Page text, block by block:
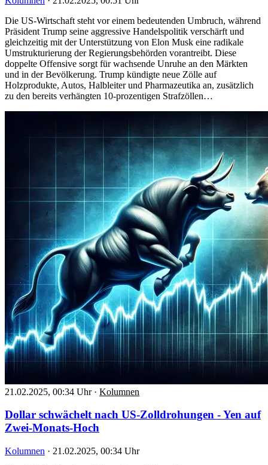
Die US-Wirtschaft steht vor einem bedeutenden Umbruch, während
Präsident Trump seine aggressive Handelspolitik verschärft und
gleichzeitig mit der Unterstützung von Elon Musk eine radikale
Umstrukturierung der Regierungsbehörden vorantreibt. Diese
doppelte Offensive sorgt für wachsende Unruhe an den Märkten
und in der Bevölkerung. Trump kündigte neue Zölle auf
Holzprodukte, Autos, Halbleiter und Pharmazeutika an, zusätzlich
zu den bereits verhängten 10-prozentigen Strafzöllen…
21.02.2025, 00:34 Uhr · Kolumnen
Dollar schwächelt nach US-Zolldrohungen - Yen auf
Zwei-Monats-Hoch
Kolumnen · 21.02.2025, 00:34 Uhr